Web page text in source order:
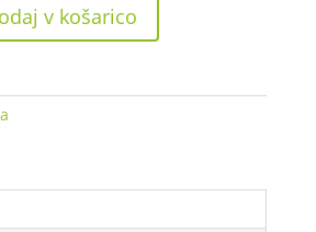
v košarico